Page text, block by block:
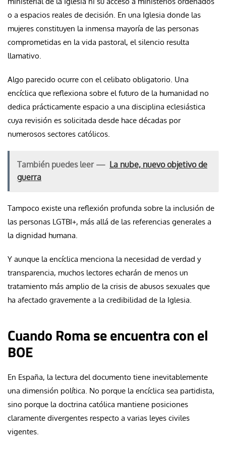
o a espacios reales de decisión. En una Iglesia donde las
mujeres constituyen la inmensa mayoría de las personas
comprometidas en la vida pastoral, el silencio resulta
llamativo.
Algo parecido ocurre con el celibato obligatorio. Una
encíclica que reflexiona sobre el futuro de la humanidad no
dedica prácticamente espacio a una disciplina eclesiástica
cuya revisión es solicitada desde hace décadas por
numerosos sectores católicos.
También puedes leer — La nube, nuevo objetivo de
guerra
Tampoco existe una reflexión profunda sobre la inclusión de
las personas LGTBI+, más allá de las referencias generales a
la dignidad humana.
Y aunque la encíclica menciona la necesidad de verdad y
transparencia, muchos lectores echarán de menos un
tratamiento más amplio de la crisis de abusos sexuales que
ha afectado gravemente a la credibilidad de la Iglesia.
Cuando Roma se encuentra con el
BOE
En España, la lectura del documento tiene inevitablemente
una dimensión política. No porque la encíclica sea partidista,
sino porque la doctrina católica mantiene posiciones
claramente divergentes respecto a varias leyes civiles
vigentes.